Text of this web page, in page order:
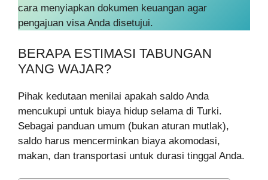
cara menyiapkan dokumen keuangan agar
pengajuan visa Anda disetujui.
BERAPA ESTIMASI TABUNGAN
YANG WAJAR?
Pihak kedutaan menilai apakah saldo Anda
mencukupi untuk biaya hidup selama di Turki.
Sebagai panduan umum (bukan aturan mutlak),
saldo harus mencerminkan biaya akomodasi,
makan, dan transportasi untuk durasi tinggal Anda.